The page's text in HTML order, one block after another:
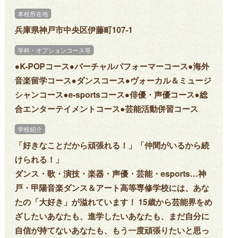
本校所在地
兵庫県神戸市中央区伊藤町107-1
学科・オプションコース等
●K-POPコース●バーチャルパフォーマーコース●海外
音楽留学コース●ダンスコース●ヴォーカル＆ミュージ
シャンコース●e-sportsコース●俳優・声優コース●総
合エンターテイメントコース●芸能活動併習コース
学校紹介
「好きなことだから頑張れる！」「仲間がいるから続
けられる！」
ダンス・歌・演技・楽器・声優・芸能・esports…神
戸・甲陽音楽ダンス＆アート高等専修学校には、あな
たの「大好き」が溢れています！ 15歳から芸能界をめ
ざしたいあなたも、進学したいあなたも、まだ自分に
自信が持てないあなたも、もう一度頑張りたいと思っ